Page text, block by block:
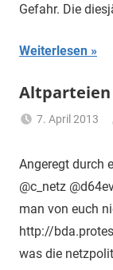
Gefahr. Die
Weiterlesen
7. April 2013
Angeregt durch
@c_netz
man von euch
http://
was die